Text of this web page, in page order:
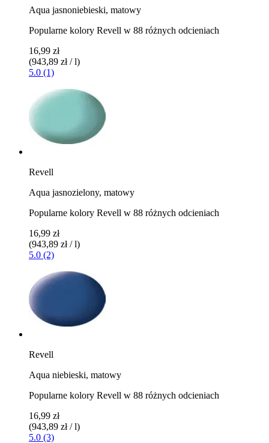
Aqua jasnoniebieski, matowy
Popularne kolory Revell w 88 różnych odcieniach
16,99 zł
(943,89 zł / l)
5.0 (1)
Revell
Aqua jasnozielony, matowy
Popularne kolory Revell w 88 różnych odcieniach
16,99 zł
(943,89 zł / l)
5.0 (2)
Revell
Aqua niebieski, matowy
Popularne kolory Revell w 88 różnych odcieniach
16,99 zł
(943,89 zł / l)
5.0 (3)